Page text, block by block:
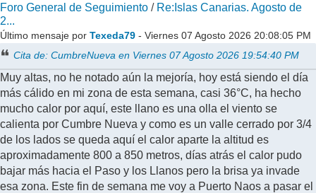
Foro General de Seguimiento / Re:Islas Canarias. Agosto de
2...
Último mensaje por Texeda79 - Viernes 07 Agosto 2026 20:08:05 PM
Cita de: CumbreNueva en Viernes 07 Agosto 2026 19:54:40 PM
Muy altas, no he notado aún la mejoría, hoy está siendo el día
más cálido en mi zona de esta semana, casi 36°C, ha hecho
mucho calor por aquí, este llano es una olla el viento se
calienta por Cumbre Nueva y como es un valle cerrado por 3/4
de los lados se queda aquí el calor aparte la altitud es
aproximadamente 800 a 850 metros, días atrás el calor pudo
bajar más hacia el Paso y los Llanos pero la brisa ya invade
esa zona. Este fin de semana me voy a Puerto Naos a pasar el